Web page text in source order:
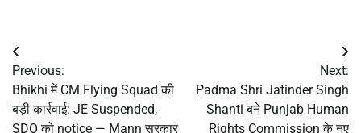
Post
navigation
Previous:
Bhikhi में CM Flying Squad की
बड़ी कार्रवाई: JE Suspended,
SDO को notice — Mann सरकार
Next:
Padma Shri Jatinder Singh
Shanti बने Punjab Human
Rights Commission के नए